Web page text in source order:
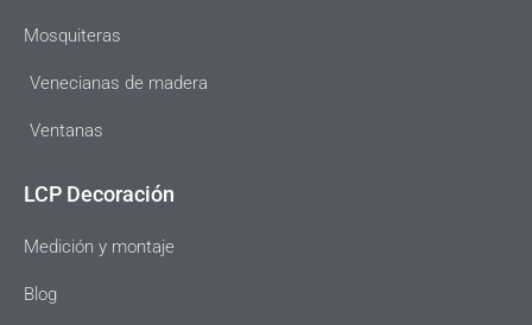
Mosquiteras
Venecianas de madera
Ventanas
LCP Decoración
Medición y montaje
Blog